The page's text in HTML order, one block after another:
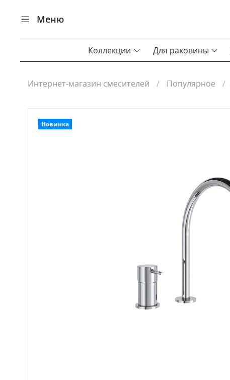
Меню
Коллекции Для раковины
Интернет-магазин смесителей Популярное
Новинка